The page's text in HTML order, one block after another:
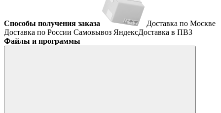
Способы получения заказа
Доставка по Москве
Доставка по России Самовывоз ЯндексДоставка в ПВЗ
Файлы и программы